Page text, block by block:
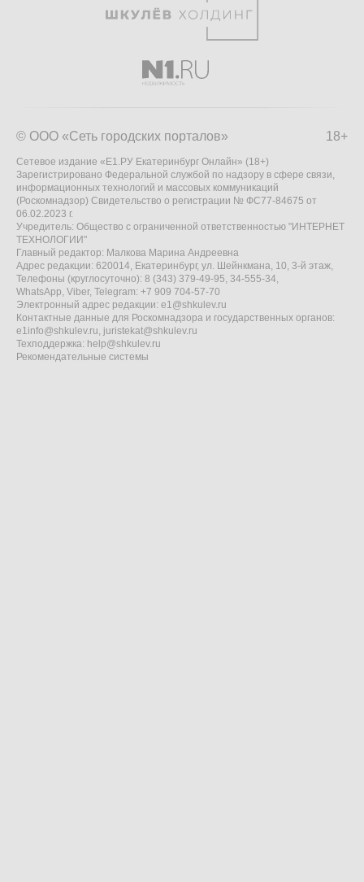
18+
© ООО «Сеть городских порталов»
Сетевое издание «Е1.РУ Екатеринбург Онлайн» (18+)
Зарегистрировано Федеральной службой по надзору в сфере связи,
информационных технологий и массовых коммуникаций
(Роскомнадзор) Свидетельство о регистрации № ФС77-84675 от
06.02.2023 г.
Учредитель: Общество с ограниченной ответственностью "ИНТЕРНЕТ
ТЕХНОЛОГИИ"
Главный редактор: Малкова Марина Андреевна
Адрес редакции: 620014, Екатеринбург, ул. Шейнкмана, 10, 3-й этаж,
Телефоны (круглосуточно): 8 (343) 379-49-95, 34-555-34,
WhatsApp, Viber, Telegram: +7 909 704-57-70
Электронный адрес редакции: e1@shkulev.ru
Контактные данные для Роскомнадзора и государственных органов:
e1info@shkulev.ru, juristekat@shkulev.ru
Техподдержка: help@shkulev.ru
Рекомендательные системы